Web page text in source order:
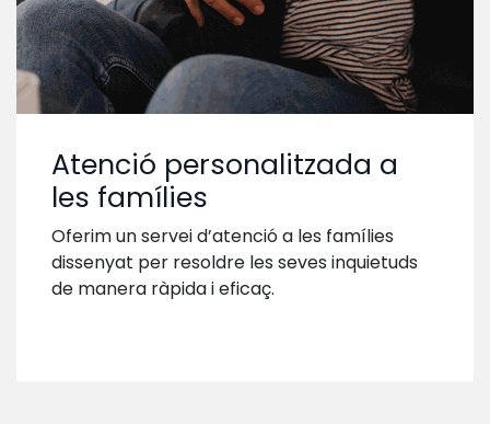
Atenció personalitzada a
les famílies
Oferim un servei d’atenció a les famílies
dissenyat per resoldre les seves inquietuds
de manera ràpida i eficaç.